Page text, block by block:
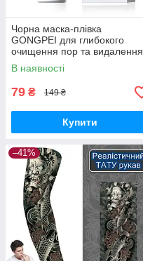
Чорна маска-плівка
GONGPEI для глибокого
очищення пор та видалення
чорних цяток, 60 г
В наявності
79 ₴ 149 ₴
Купити
–41%